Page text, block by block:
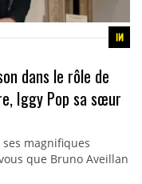
dans le rôle de
Iggy Pop sa sœur
magnifiques
que Bruno Aveillan